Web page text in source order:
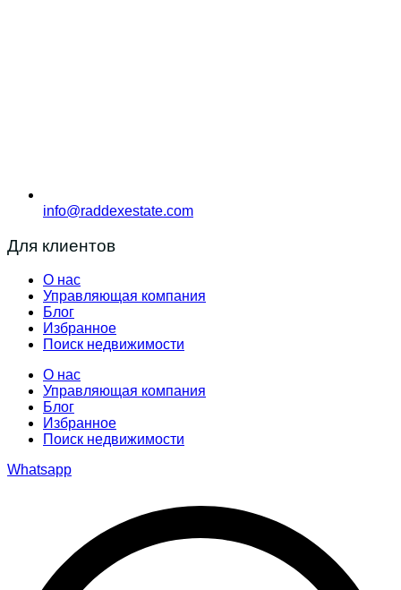
info@raddexestate.com
Для клиентов
О нас
Управляющая компания
Блог
Избранное
Поиск недвижимости
О нас
Управляющая компания
Блог
Избранное
Поиск недвижимости
Whatsapp